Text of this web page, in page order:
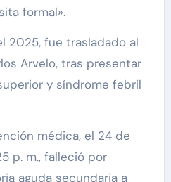
formal».
2025, fue trasladado al
Arvelo, tras presentar
y síndrome febril
médica, el 24 de
p. m., falleció por
aguda secundaria a